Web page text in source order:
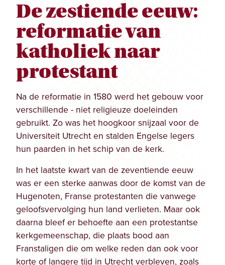
De zestiende eeuw:
reformatie van
katholiek naar
protestant
Na de reformatie in 1580 werd het gebouw voor
verschillende - niet religieuze doeleinden
gebruikt. Zo was het hoogkoor snijzaal voor de
Universiteit Utrecht en stalden Engelse legers
hun paarden in het schip van de kerk.
In het laatste kwart van de zeventiende eeuw
was er een sterke aanwas door de komst van de
Hugenoten, Franse protestanten die vanwege
geloofsvervolging hun land verlieten. Maar ook
daarna bleef er behoefte aan een protestantse
kerkgemeenschap, die plaats bood aan
Franstaligen die om welke reden dan ook voor
korte of langere tijd in Utrecht verbleven, zoals